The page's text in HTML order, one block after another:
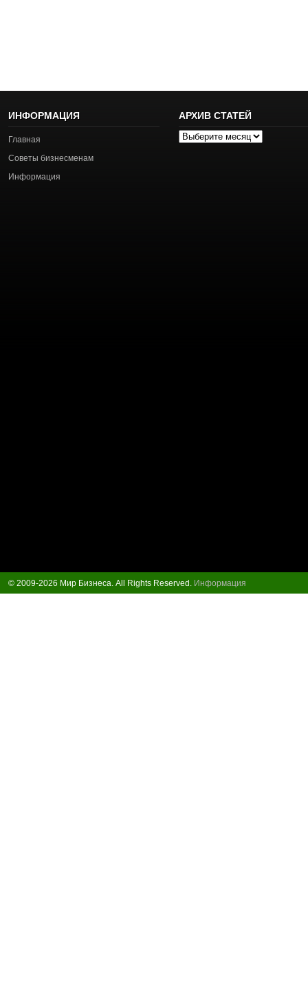
ИНФОРМАЦИЯ
Главная
Советы бизнесменам
Информация
АРХИВ СТАТЕЙ
Архив
© 2009-2026 Мир Бизнеса. All Rights Reserved. Информация